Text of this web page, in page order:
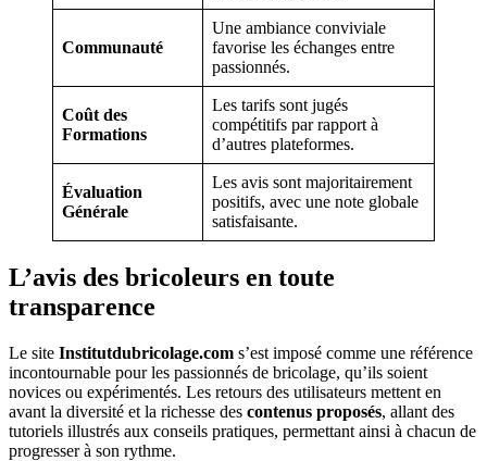
Communauté
Une ambiance conviviale
favorise les échanges entre
passionnés.
Coût des
Formations
Les tarifs sont jugés
compétitifs par rapport à
d’autres plateformes.
Évaluation
Générale
Les avis sont majoritairement
positifs, avec une note globale
satisfaisante.
L’avis des bricoleurs en toute
transparence
Le site Institutdubricolage.com s’est imposé comme une référence
incontournable pour les passionnés de bricolage, qu’ils soient
novices ou expérimentés. Les retours des utilisateurs mettent en
avant la diversité et la richesse des contenus proposés, allant des
tutoriels illustrés aux conseils pratiques, permettant ainsi à chacun de
progresser à son rythme.